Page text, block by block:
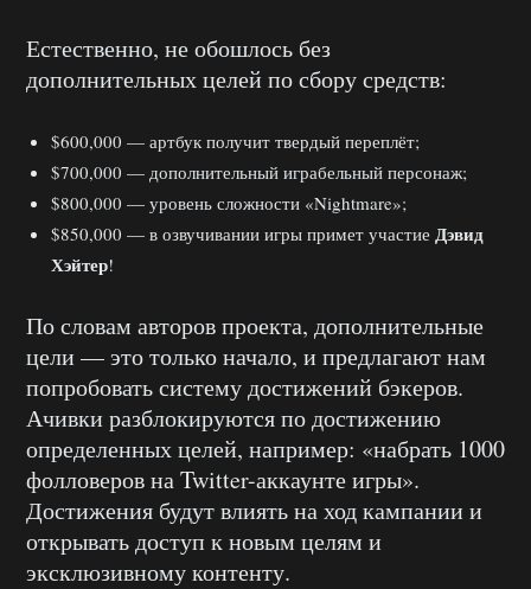
Естественно, не обошлось без
дополнительных целей по сбору средств:
$600,000 — артбук получит твердый переплёт;
$700,000 — дополнительный играбельный персонаж;
$800,000 — уровень сложности «Nightmare»;
$850,000 — в озвучивании игры примет участие Дэвид
Хэйтер!
По словам авторов проекта, дополнительные
цели — это только начало, и предлагают нам
попробовать систему достижений бэкеров.
Ачивки разблокируются по достижению
определенных целей, например: «набрать 1000
фолловеров на Twitter-аккаунте игры».
Достижения будут влиять на ход кампании и
открывать доступ к новым целям и
эксклюзивному контенту.